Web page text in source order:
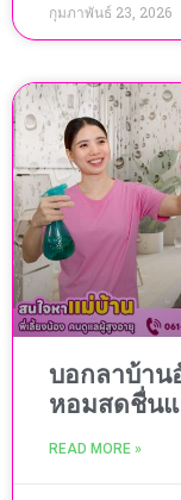
กุมภาพันธ์ 23, 2026
บอกลาบ้าน
หอมสดชื่น
READ MORE »